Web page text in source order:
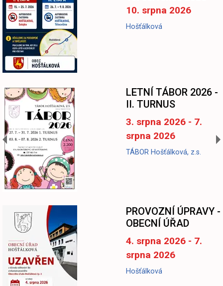
10. srpna 2026
Hošťálková
LETNÍ TÁBOR 2026 -
II. TURNUS
3. srpna 2026 - 7.
srpna 2026
TÁBOR Hošťálková, z.s.
PROVOZNÍ ÚPRAVY -
OBECNÍ ÚŘAD
4. srpna 2026 - 7.
srpna 2026
Hošťálková